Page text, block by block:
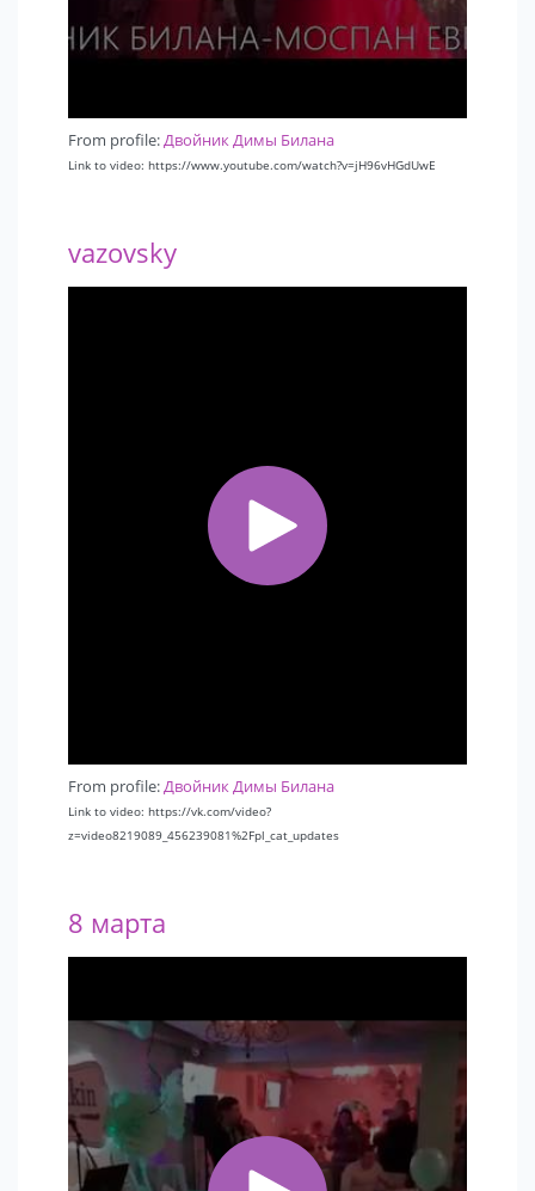
From profile:Двойник Димы Билана
Link to video: https://www.youtube.com/watch?v=jH96vHGdUwE
vazovsky
From profile:Двойник Димы Билана
Link to video: https://vk.com/video?
z=video8219089_456239081%2Fpl_cat_updates
8 марта